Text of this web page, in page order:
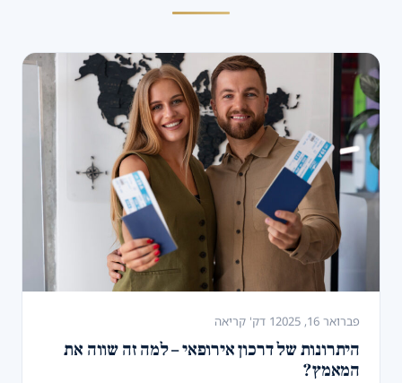
פברואר 16, 2025 1 דק' קריאה
היתרונות של דרכון אירופאי – למה זה שווה את
המאמץ?